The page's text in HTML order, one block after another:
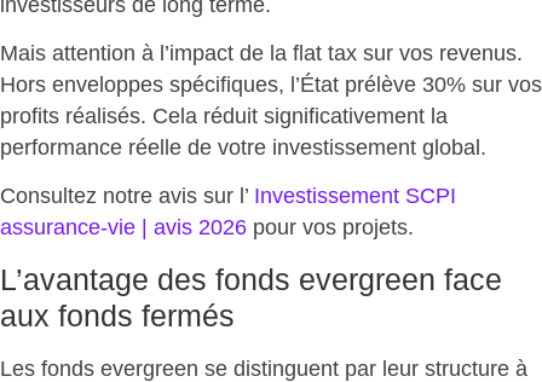
Mais attention à l’impact de la flat tax sur vos revenus.
Hors enveloppes spécifiques, l’État prélève 30% sur vos
profits réalisés. Cela réduit significativement la
performance réelle de votre investissement global.
Consultez notre avis sur l’ Investissement SCPI
assurance-vie | avis 2026 pour vos projets.
L’avantage des fonds evergreen face
aux fonds fermés
Les fonds evergreen se distinguent par leur structure à